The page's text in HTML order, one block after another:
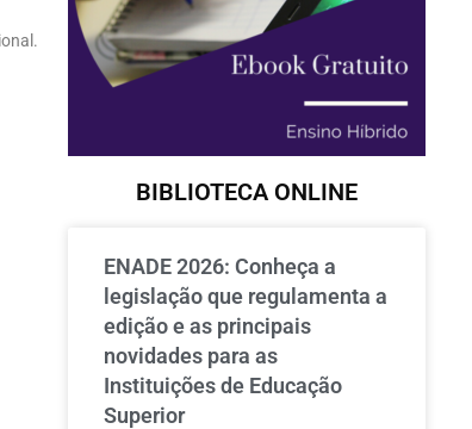
BIBLIOTECA ONLINE
ENADE 2026: Conheça a
legislação que regulamenta a
edição e as principais
novidades para as
Instituições de Educação
Superior